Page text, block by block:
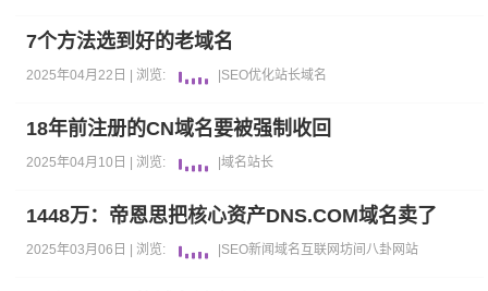
7个方法选到好的老域名
2025年04月22日 | 浏览: SEO优化站长域名
18年前注册的CN域名要被强制收回
2025年04月10日 | 浏览: |域名站长
1448万：帝恩思把核心资产DNS.COM域名卖了
2025年03月06日 | 浏览: SEO新闻域名 互联网坊间八卦 网站